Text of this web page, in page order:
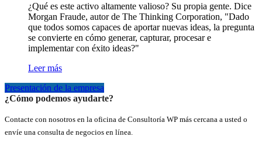
¿Qué es este activo altamente valioso? Su propia gente. Dice
Morgan Fraude, autor de The Thinking Corporation, "Dado
que todos somos capaces de aportar nuevas ideas, la pregunta
se convierte en cómo generar, capturar, procesar e
implementar con éxito ideas?"
Leer más
Presentación de la empresa
¿Cómo podemos ayudarte?
Contacte con nosotros en la oficina de Consultoría WP más cercana a usted o
envíe una consulta de negocios en línea.